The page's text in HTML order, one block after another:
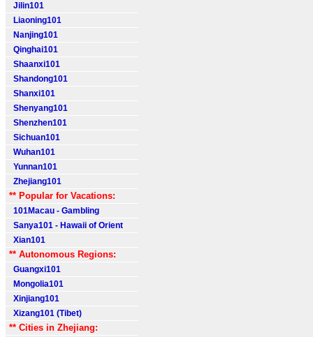
Jilin101
Liaoning101
Nanjing101
Qinghai101
Shaanxi101
Shandong101
Shanxi101
Shenyang101
Shenzhen101
Sichuan101
Wuhan101
Yunnan101
Zhejiang101
** Popular for Vacations:
101Macau - Gambling
Sanya101 - Hawaii of Orient
Xian101
** Autonomous Regions:
Guangxi101
Mongolia101
Xinjiang101
Xizang101 (Tibet)
** Cities in Zhejiang: